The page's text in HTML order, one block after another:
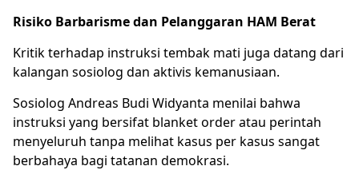
Risiko Barbarisme dan Pelanggaran HAM Berat
Kritik terhadap instruksi tembak mati juga datang dari
kalangan sosiolog dan aktivis kemanusiaan.
Sosiolog Andreas Budi Widyanta menilai bahwa
instruksi yang bersifat blanket order atau perintah
menyeluruh tanpa melihat kasus per kasus sangat
berbahaya bagi tatanan demokrasi.